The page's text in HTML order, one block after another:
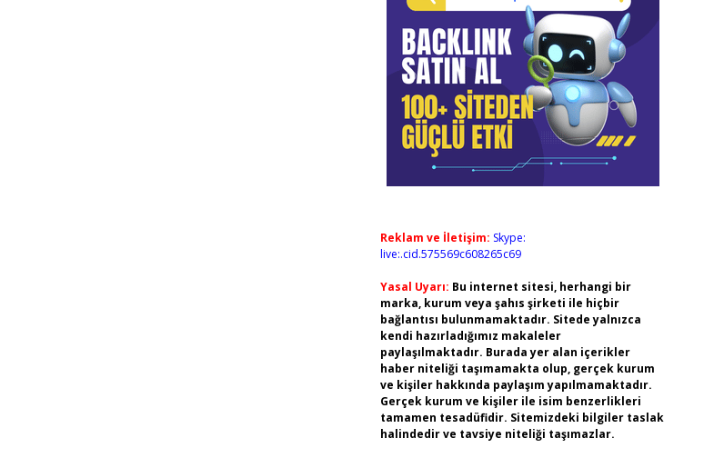
Reklam ve İletişim: Skype:
live:.cid.575569c608265c69
Yasal Uyarı: Bu internet sitesi, herhangi bir
marka, kurum veya şahıs şirketi ile hiçbir
bağlantısı bulunmamaktadır. Sitede yalnızca
kendi hazırladığımız makaleler
paylaşılmaktadır. Burada yer alan içerikler
haber niteliği taşımamakta olup, gerçek kurum
ve kişiler hakkında paylaşım yapılmamaktadır.
Gerçek kurum ve kişiler ile isim benzerlikleri
tamamen tesadüfidir. Sitemizdeki bilgiler taslak
halindedir ve tavsiye niteliği taşımazlar.